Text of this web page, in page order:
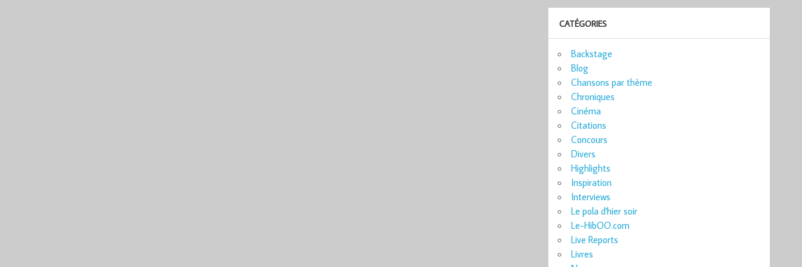
CATÉGORIES
Backstage
Blog
Chansons par thème
Chroniques
Cinéma
Citations
Concours
Divers
Highlights
Inspiration
Interviews
Le pola d'hier soir
Le-HibOO.com
Live Reports
Livres